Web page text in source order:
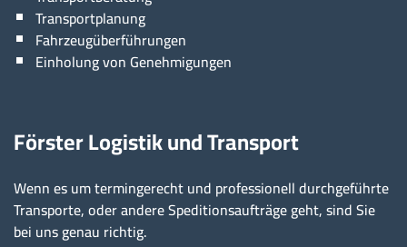
Transportplanung
Fahrzeugüberführungen
Einholung von Genehmigungen
Förster Logistik und Transport
Wenn es um termingerecht und professionell durchgeführte
Transporte, oder andere Speditionsaufträge geht, sind Sie
bei uns genau richtig.